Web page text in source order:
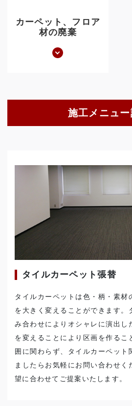
カーペット、フロア
材の廃棄
施工メニュー
タイルカーペット張替
タイルカーペットは色・柄・素材
を大きく変えることができます。
み合わせによりオシャレに演出し
を変えることにより区画を作るこ
囲に関わらず、タイルカーペット
ましたらお気軽にお問い合わせく
望に合わせてご提案いたします。